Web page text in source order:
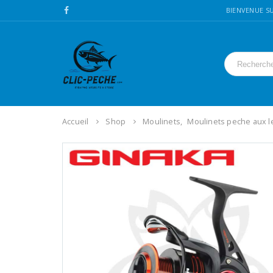
BIENVENUE
Accueil Shop Moulinets, Moulinets peche aux